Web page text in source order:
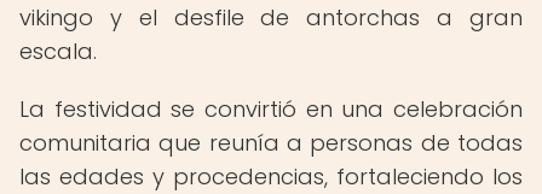
vikingo y el desfile de antorchas a gran
escala.
La festividad se convirtió en una celebración
comunitaria que reunía a personas de todas
las edades y procedencias, fortaleciendo los